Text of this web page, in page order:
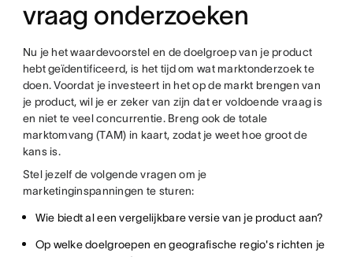
vraag onderzoeken
Nu je het waardevoorstel en de doelgroep van je product
hebt geïdentificeerd, is het tijd om wat marktonderzoek te
doen. Voordat je investeert in het op de markt brengen van
je product, wil je er zeker van zijn dat er voldoende vraag is
en niet te veel concurrentie. Breng ook de totale
marktomvang (TAM) in kaart, zodat je weet hoe groot de
kans is.
Stel jezelf de volgende vragen om je
marketinginspanningen te sturen:
Wie biedt al een vergelijkbare versie van je product aan?
Op welke doelgroepen en geografische regio's richten je